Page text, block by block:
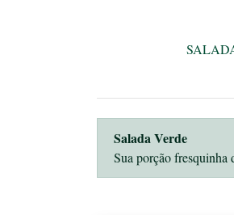
Salada Verde
Sua porção fresquinha